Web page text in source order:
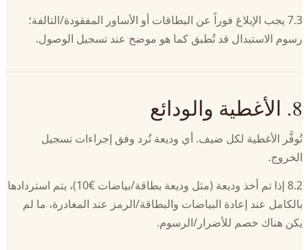
7.3 يجب الإبلاغ فوراً عن البطاقات أو الأساور المفقودة/التالفة؛
رسوم الاستبدال قد تُطبق كما هو موضح عند تسجيل الوصول.
8. الأغطية والودائع
تُوفَّر الأغطية لكل ضيف. أي وديعة تُرد وفق إجراءات تسجيل
الخروج.
8.2 إذا تم أخذ وديعة (مثل وديعة بطاقة/بياضات €10)، يتم استردادها
بالكامل عند إعادة البياضات والبطاقة/الرمز عند المغادرة، ما لم
يكن هناك خصم للأضرار/الرسوم.